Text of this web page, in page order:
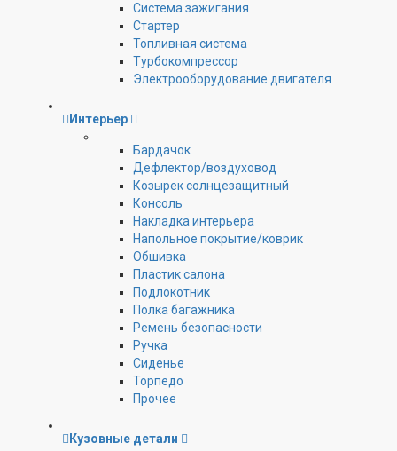
Система зажигания
Стартер
Топливная система
Турбокомпрессор
Электрооборудование двигателя
Интерьер
Бардачок
Дефлектор/воздуховод
Козырек солнцезащитный
Консоль
Накладка интерьера
Напольное покрытие/коврик
Обшивка
Пластик салона
Подлокотник
Полка багажника
Ремень безопасности
Ручка
Сиденье
Торпедо
Прочее
Кузовные детали